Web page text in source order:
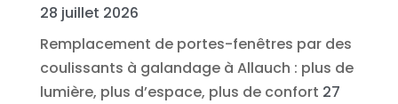
28 juillet 2026
Remplacement de portes-fenêtres par des
coulissants à galandage à Allauch : plus de
lumière, plus d’espace, plus de confort 27